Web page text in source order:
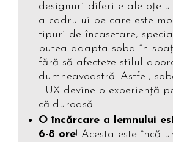
designuri diferite ale
a cadrului pe care este
tipuri de încasetare,
putea adapta soba în
fără să afecteze stilul
dumneavoastră. Astfel,
LUX devine o experienţă
călduroasă.
O încărcare a lemnului
6-8 ore! Acesta este încă